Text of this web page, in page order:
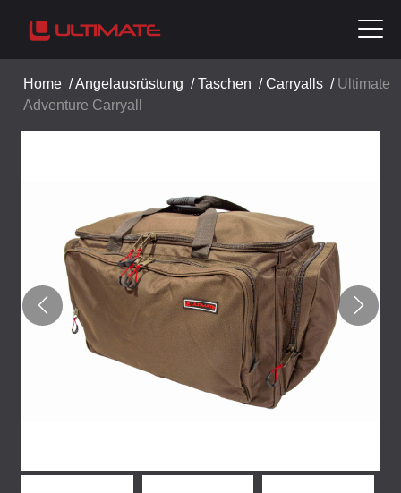
Home /Angelausrüstung /Taschen /Carryalls / Ultimate
Adventure Carryall